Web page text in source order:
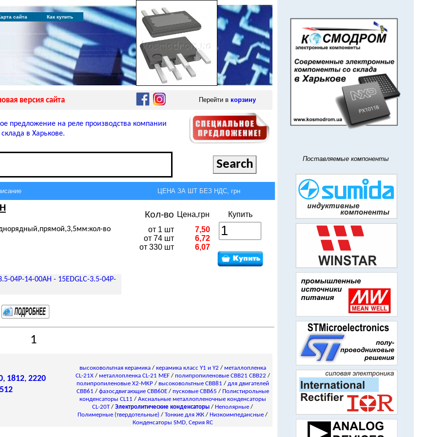
сайта Как купить
версия сайта Перейти в корзину
предложение на реле производства компании
склада в Харькове.
ЦЕНА ЗА ШТ БЕЗ НДС, грн
во
04P-14-00AH - 15EDGLC-3.5-04P-
Кол-во Цена,грн
Купить
от 1 шт
от 74 шт
от 330 шт
7,50
6,72
6,07
1
, 1812, 2220
высоковольтная керамика/ керамика класс Y1 и Y2 / металлопленка
CL-21X/ металлопленка CL-21 MEF/ полипропиленовые CBB21 CBB22 /
полипропиленовые X2-MKP/ высоковольтные CBB81 / для двигателей
CBB61 / фазосдвигающие CBB60E/ пусковые CBB65 / Полистирольные
конденсаторы СL11 / Аксиальные металлопленочные конденсаторы
CL-20T/ Электролитические конденсаторы / Неполярные /
Полимерные (твердотельные) / Тонкие для ЖК / Низкоимпедансные /
Конденсаторы SMD, Серия RC
Поставляемые компоненты